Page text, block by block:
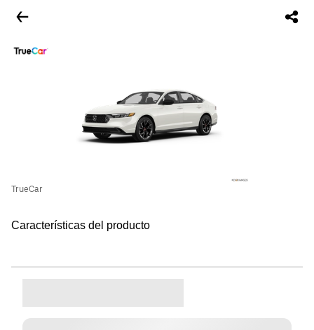
TrueCar
Características del producto